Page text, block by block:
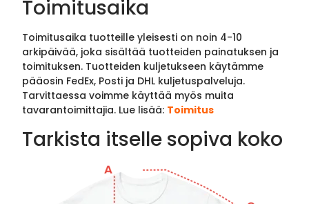
Toimitusaika
Toimitusaika tuotteille yleisesti on noin 4-10
arkipäivää, joka sisältää tuotteiden painatuksen ja
toimituksen. Tuotteiden kuljetukseen käytämme
pääosin FedEx, Posti ja DHL kuljetuspalveluja.
Tarvittaessa voimme käyttää myös muita
tavarantoimittajia. Lue lisää: Toimitus
Tarkista itselle sopiva koko